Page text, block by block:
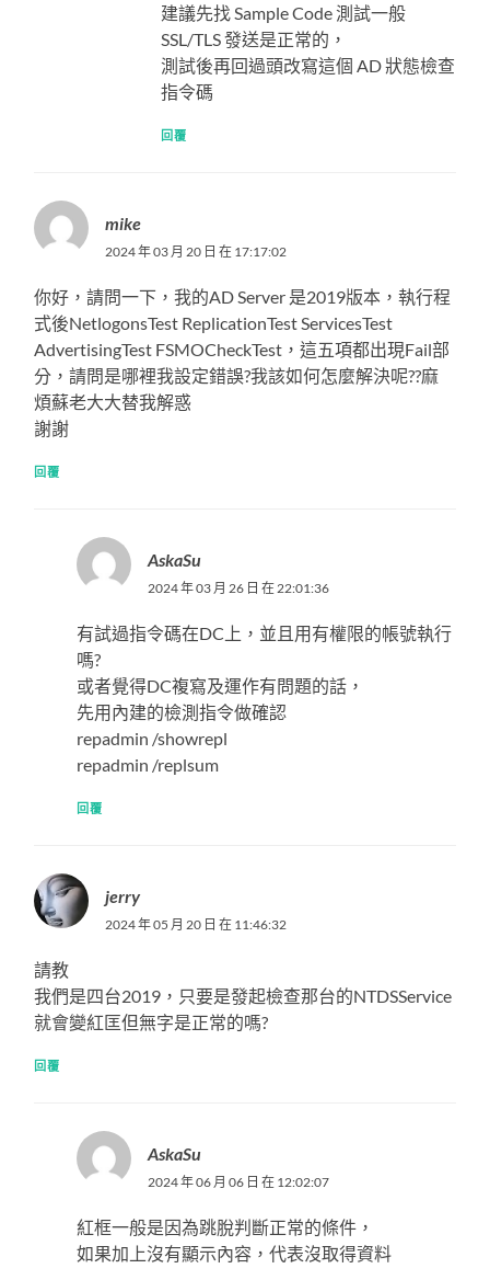
建議先找 Sample Code 測試一般
SSL/TLS 發送是正常的，
測試後再回過頭改寫這個 AD 狀態檢查
指令碼
回覆
mike
2024 年 03 月 20 日 在 17:17:02
你好，請問一下，我的AD Server 是2019版本，執行程
式後NetlogonsTest ReplicationTest ServicesTest
AdvertisingTest FSMOCheckTest，這五項都出現Fail部
分，請問是哪裡我設定錯誤?我該如何怎麼解決呢??麻
煩蘇老大大替我解惑
謝謝
回覆
AskaSu
2024 年 03 月 26 日 在 22:01:36
有試過指令碼在DC上，並且用有權限的帳號執行
嗎?
或者覺得DC複寫及運作有問題的話，
先用內建的檢測指令做確認
repadmin /showrepl
repadmin /replsum
回覆
jerry
2024 年 05 月 20 日 在 11:46:32
請教
我們是四台2019，只要是發起檢查那台的NTDSService
就會變紅匡但無字是正常的嗎?
回覆
AskaSu
2024 年 06 月 06 日 在 12:02:07
紅框一般是因為跳脫判斷正常的條件，
如果加上沒有顯示內容，代表沒取得資料